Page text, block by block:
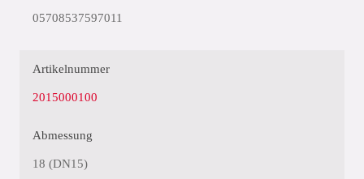
05708537597011
Artikelnummer
2015000100
Abmessung
18 (DN15)